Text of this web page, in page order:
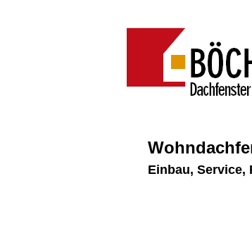
Einbau, Service,